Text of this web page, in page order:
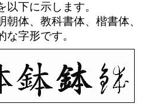
下に示します。
体、教科書体、楷書体、
字形です。